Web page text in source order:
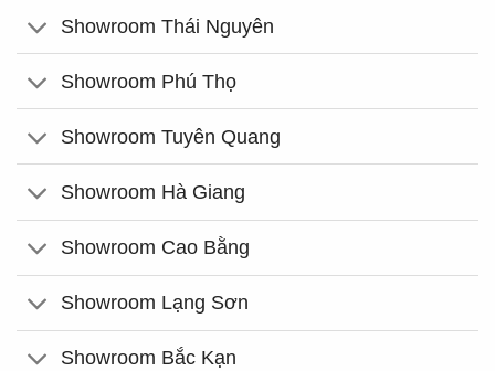
Showroom Thái Nguyên
Showroom Phú Thọ
Showroom Tuyên Quang
Showroom Hà Giang
Showroom Cao Bằng
Showroom Lạng Sơn
Showroom Bắc Kạn